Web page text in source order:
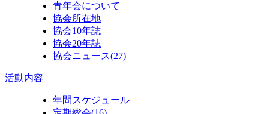
青年会について
協会所在地
協会10年誌
協会20年誌
協会ニュース(27)
活動内容
年間スケジュール